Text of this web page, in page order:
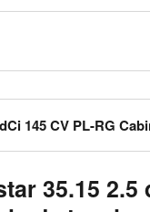
35.15 2.5